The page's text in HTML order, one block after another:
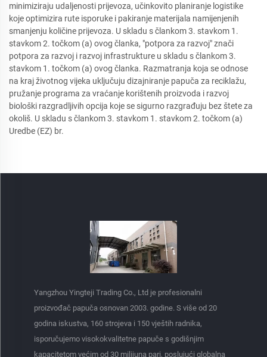
minimiziraju udaljenosti prijevoza, učinkovito planiranje logistike
koje optimizira rute isporuke i pakiranje materijala namijenjenih
smanjenju količine prijevoza. U skladu s člankom 3. stavkom 1.
stavkom 2. točkom (a) ovog članka, "potpora za razvoj" znači
potpora za razvoj i razvoj infrastrukture u skladu s člankom 3.
stavkom 1. točkom (a) ovog članka. Razmatranja koja se odnose
na kraj životnog vijeka uključuju dizajniranje papuča za reciklažu,
pružanje programa za vraćanje korištenih proizvoda i razvoj
biološki razgradljivih opcija koje se sigurno razgrađuju bez štete za
okoliš. U skladu s člankom 3. stavkom 1. stavkom 2. točkom (a)
Uredbe (EZ) br.
Yangzhou Yingteji Trading Co., Ltd je profesionalni
proizvođač papuča osnovan 2003. godine. S više od 20
godina iskustva, 160 strojeva i 150 vještih radnika,
isporučujemo visokokvalitetne papuče s godišnjim
kapacitetom većim od 30 milijuna pari, poslujući globalna